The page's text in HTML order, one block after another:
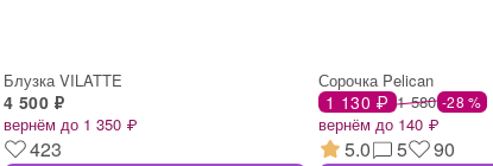
Блузка VILATTE
4 500 ₽
вернём до 1 350 ₽
423
Сорочка Pelican
1 130 ₽ 1 580 -28 %
вернём до 140 ₽
5.0 5 90